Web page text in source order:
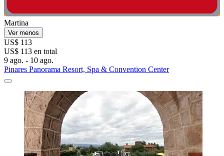
Martina
Ver menos
US$ 113
US$ 113 en total
9 ago. - 10 ago.
Pinares Panorama Resort, Spa & Convention Center